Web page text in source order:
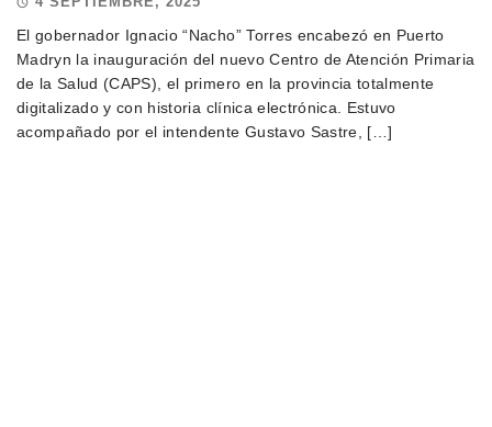
El gobernador Ignacio “Nacho” Torres encabezó en Puerto
Madryn la inauguración del nuevo Centro de Atención Primaria
de la Salud (CAPS), el primero en la provincia totalmente
digitalizado y con historia clínica electrónica. Estuvo
acompañado por el intendente Gustavo Sastre, […]